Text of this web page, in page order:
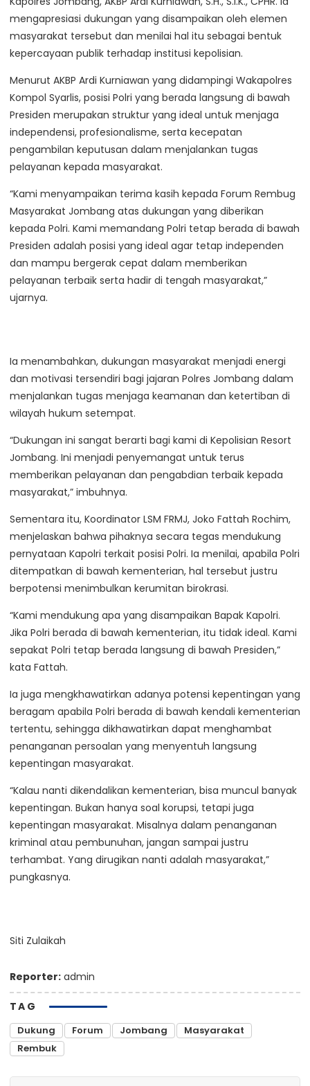
mengapresiasi dukungan yang disampaikan oleh elemen
masyarakat tersebut dan menilai hal itu sebagai bentuk
kepercayaan publik terhadap institusi kepolisian.
Menurut AKBP Ardi Kurniawan yang didampingi Wakapolres
Kompol Syarlis, posisi Polri yang berada langsung di bawah
Presiden merupakan struktur yang ideal untuk menjaga
independensi, profesionalisme, serta kecepatan
pengambilan keputusan dalam menjalankan tugas
pelayanan kepada masyarakat.
“Kami menyampaikan terima kasih kepada Forum Rembug
Masyarakat Jombang atas dukungan yang diberikan
kepada Polri. Kami memandang Polri tetap berada di bawah
Presiden adalah posisi yang ideal agar tetap independen
dan mampu bergerak cepat dalam memberikan
pelayanan terbaik serta hadir di tengah masyarakat,”
ujarnya.
Ia menambahkan, dukungan masyarakat menjadi energi
dan motivasi tersendiri bagi jajaran Polres Jombang dalam
menjalankan tugas menjaga keamanan dan ketertiban di
wilayah hukum setempat.
“Dukungan ini sangat berarti bagi kami di Kepolisian Resort
Jombang. Ini menjadi penyemangat untuk terus
memberikan pelayanan dan pengabdian terbaik kepada
masyarakat,” imbuhnya.
Sementara itu, Koordinator LSM FRMJ, Joko Fattah Rochim,
menjelaskan bahwa pihaknya secara tegas mendukung
pernyataan Kapolri terkait posisi Polri. Ia menilai, apabila Polri
ditempatkan di bawah kementerian, hal tersebut justru
berpotensi menimbulkan kerumitan birokrasi.
“Kami mendukung apa yang disampaikan Bapak Kapolri.
Jika Polri berada di bawah kementerian, itu tidak ideal. Kami
sepakat Polri tetap berada langsung di bawah Presiden,”
kata Fattah.
Ia juga mengkhawatirkan adanya potensi kepentingan yang
beragam apabila Polri berada di bawah kendali kementerian
tertentu, sehingga dikhawatirkan dapat menghambat
penanganan persoalan yang menyentuh langsung
kepentingan masyarakat.
“Kalau nanti dikendalikan kementerian, bisa muncul banyak
kepentingan. Bukan hanya soal korupsi, tetapi juga
kepentingan masyarakat. Misalnya dalam penanganan
kriminal atau pembunuhan, jangan sampai justru
terhambat. Yang dirugikan nanti adalah masyarakat,”
pungkasnya.
Siti Zulaikah
Reporter: admin
TAG
Dukung Forum Jombang
Masyarakat
Rembuk